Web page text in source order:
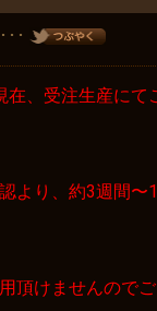
･
在、受注生産にて
より、約3週間〜
頂けませんのでご